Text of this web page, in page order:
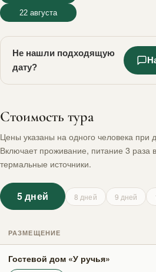
22 августа
Не нашли подходящую
дату?
Стоимость тура
Цены указаны на одного человека при
Включает проживание, питание 3 раза
термальные источники.
5 дней 8 дней 9 дней
РАЗМЕЩЕНИЕ
Гостевой дом «У ручья»